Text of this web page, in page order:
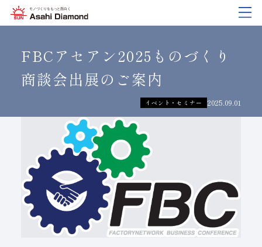
企業情報
旭ダイヤについて
沿⾰
活動拠点
ダイヤの輪
会社概要
製品紹介
業種から探す
工具の種類から探す
加工方法から探す
ワークから探す
製品検索
技術情報
ダイヤモンド工具・CBN工具の基礎知識
教えて！研削工具
トラブルシューティング
ご使用上の注意
各製品の安全な取扱いについて
研究開発
研究開発について
対外発表一覧
イノベーションストーリー
サステナビリティ
サステナビリティポリシー
コーポレート・ガバナンス
マテリアリティ
リスクマネジメント（BCM）
品質への取り組み
環境への取り組み
IR情報
株式に関する諸手続き
財務ハイライト
メッセージ
IRカレンダー
ディスクロージャーポリシー
FBCアセアン2025ものづくり
商談会出展のご案内
イベント・セミナー 2025.09.01